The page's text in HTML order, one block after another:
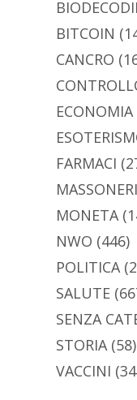
BITCOIN
CANCRO
ECONOMIA
FARMACI
MONETA
NWO (446)
POLITICA
SALUTE
SENZA
STORIA(58)
VACCINI